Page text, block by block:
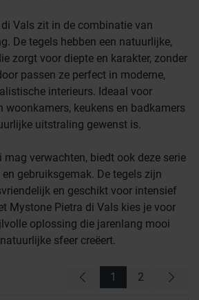
Vals zit in de combinatie van
De tegels hebben een natuurlijke,
zorgt voor diepte en karakter, zonder
passen ze perfect in moderne,
interieurs. Ideaal voor
woonkamers, keukens en badkamers
uitstraling gewenst is.
verwachten, biedt ook deze serie
gebruiksgemak. De tegels zijn
en geschikt voor intensief
Mystone Pietra di Vals kies je voor
oplossing die jarenlang mooi
sfeer creëert.
1 2